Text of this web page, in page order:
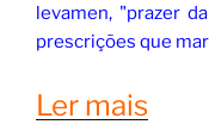
levamen, "prazer
prescrições que
Ler mais